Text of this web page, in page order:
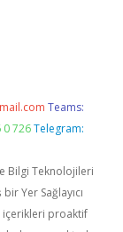
Teams:
0 726 Telegram:
Bilgi Teknolojileri
Yer Sağlayıcı
içerikleri proaktif